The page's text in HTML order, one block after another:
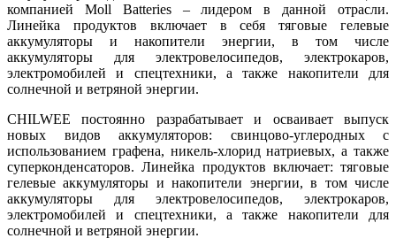
компанией Moll Batteries – лидером в данной отрасли.
Линейка продуктов включает в себя тяговые гелевые
аккумуляторы и накопители энергии, в том числе
аккумуляторы для электровелосипедов, электрокаров,
электромобилей и спецтехники, а также накопители для
солнечной и ветряной энергии.
CHILWEE постоянно разрабатывает и осваивает выпуск
новых видов аккумуляторов: свинцово-углеродных с
использованием графена, никель-хлорид натриевых, а также
суперконденсаторов. Линейка продуктов включает: тяговые
гелевые аккумуляторы и накопители энергии, в том числе
аккумуляторы для электровелосипедов, электрокаров,
электромобилей и спецтехники, а также накопители для
солнечной и ветряной энергии.